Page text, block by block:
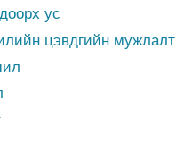
ус
цэвдгийн мужлалт